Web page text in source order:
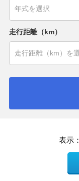
走行距離（km）
表示：